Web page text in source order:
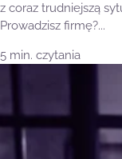
z coraz trudniejszą
Prowadzisz firmę?...
5 min. czytania